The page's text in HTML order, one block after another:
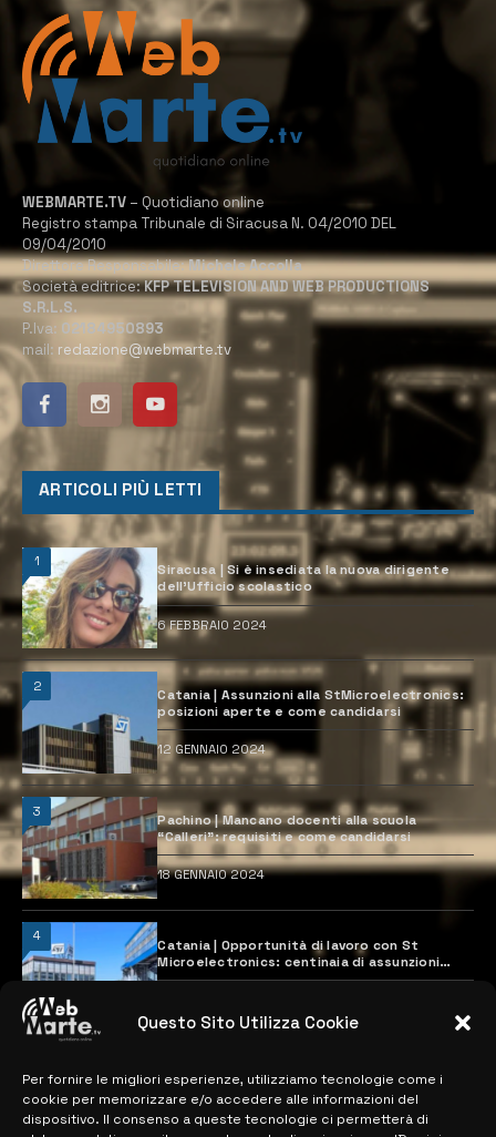
Questo Sito Utilizza Cookie
Per fornire le migliori esperienze, utilizziamo tecnologie come i
cookie per memorizzare e/o accedere alle informazioni del
dispositivo. Il consenso a queste tecnologie ci permetterà di
WEBMARTE.TV – Quotidiano online
Registro stampa Tribunale di Siracusa N. 04/2010 DEL
09/04/2010
Direttore Responsabile:Michele Accolla
Società editrice:KFP TELEVISION AND WEB PRODUCTIONS
S.R.L.S.
P.Iva: 02184950893
mail: redazione@webmarte.tv
ARTICOLI PIÙ LETTI
1
Siracusa | Si è insediata la nuova dirigente
dell’Ufficio scolastico
6 FEBBRAIO 2024
2
Catania | Assunzioni alla StMicroelectronics:
posizioni aperte e come candidarsi
12 GENNAIO 2024
3
Pachino | Mancano docenti alla scuola
“Calleri”: requisiti e come candidarsi
18 GENNAIO 2024
4
Catania | Opportunità di lavoro con St
Microelectronics: centinaia di assunzioni
previste
MAPPA DEL SITO